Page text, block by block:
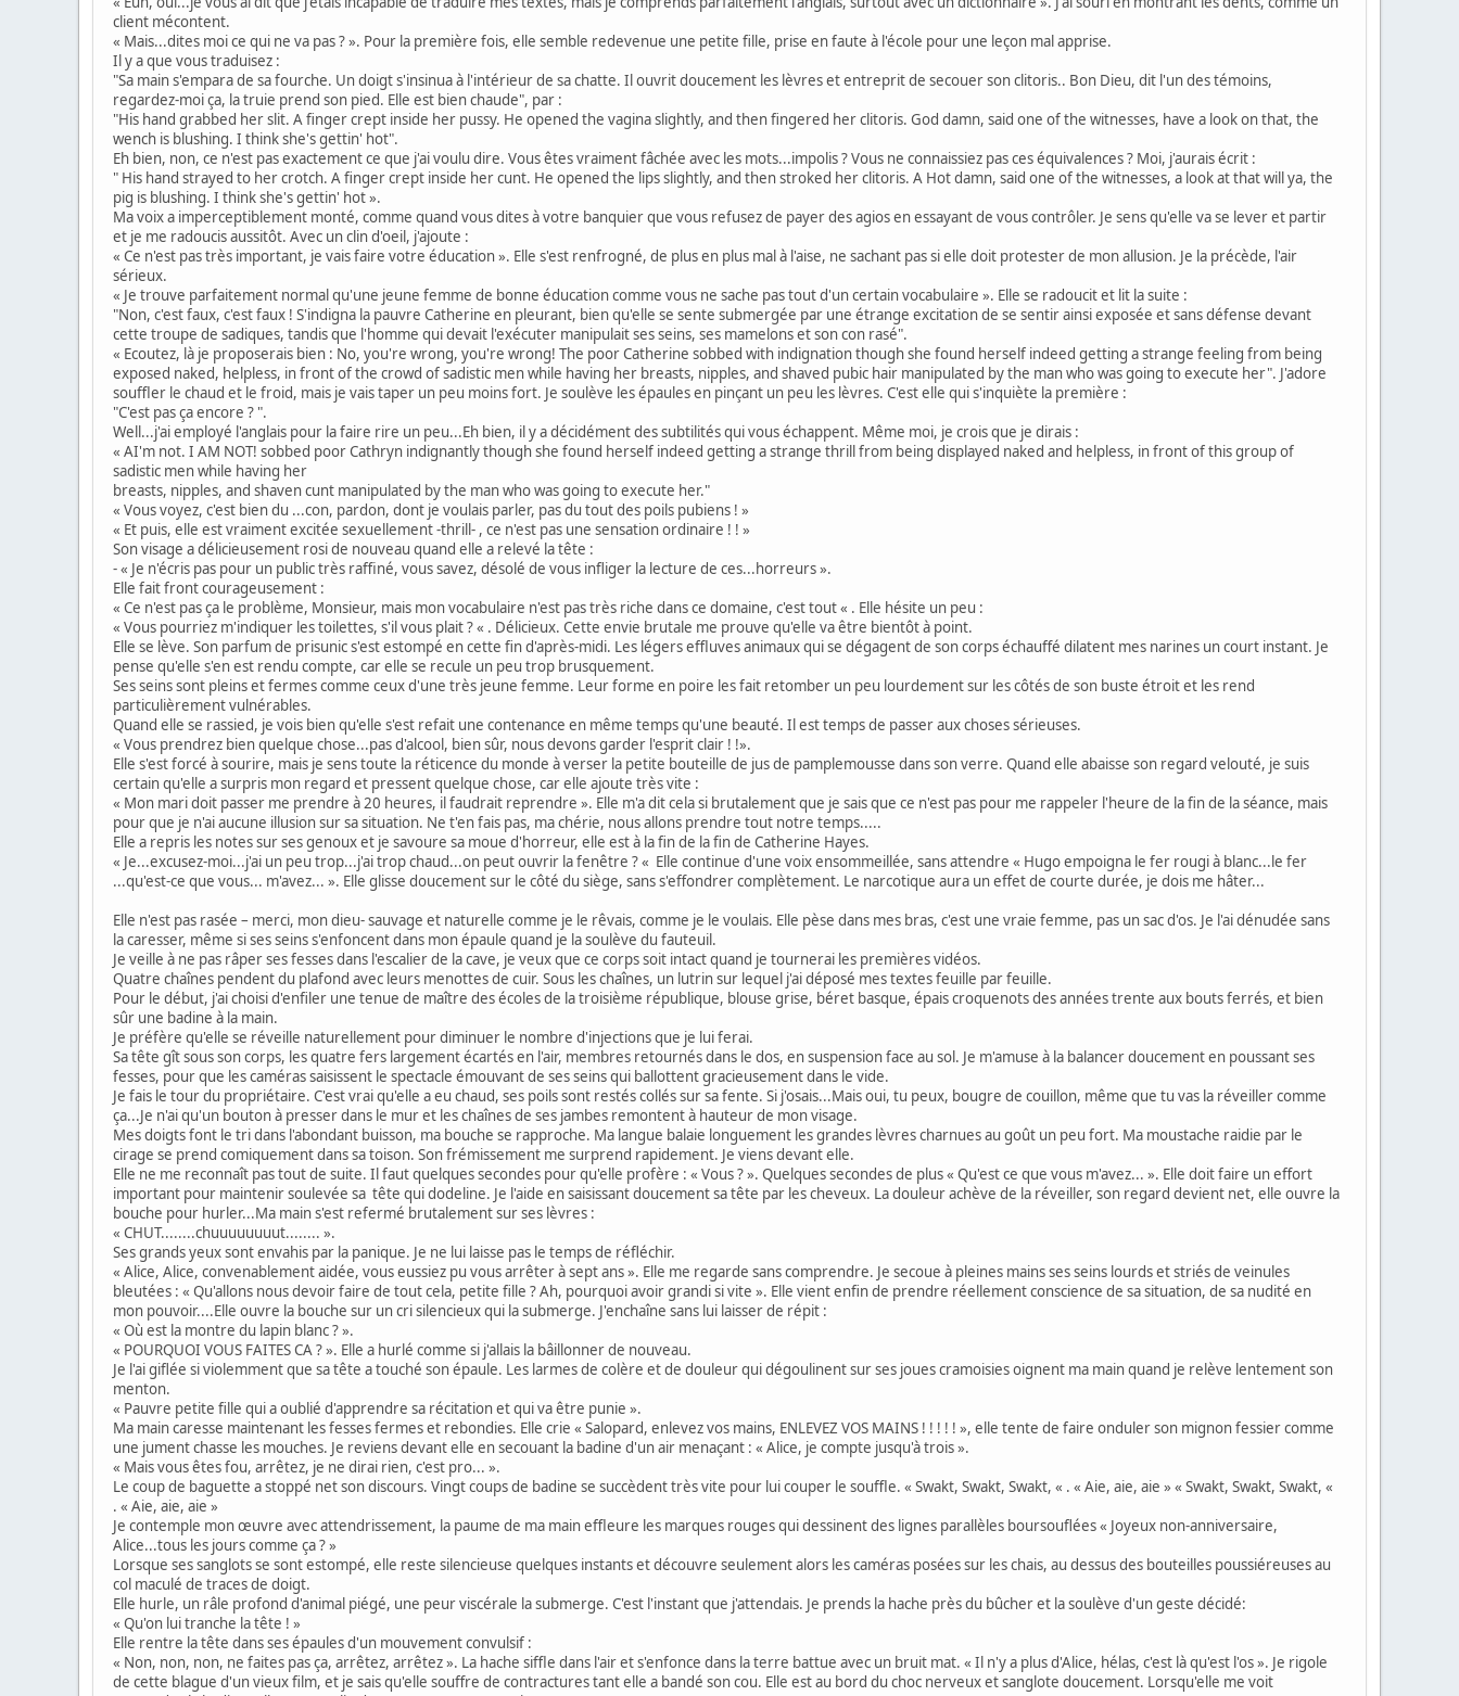
client mécontent.
« Mais...dites moi ce qui ne va pas ? ». Pour la première fois, elle semble redevenue une petite fille, prise en faute à l'école pour une leçon mal apprise.
Il y a que vous traduisez :
"Sa main s'empara de sa fourche. Un doigt s'insinua à l'intérieur de sa chatte. Il ouvrit doucement les lèvres et entreprit de secouer son clitoris.. Bon Dieu, dit l'un des témoins,
regardez-moi ça, la truie prend son pied. Elle est bien chaude", par :
"His hand grabbed her slit. A finger crept inside her pussy. He opened the vagina slightly, and then fingered her clitoris. God damn, said one of the witnesses, have a look on that, the
wench is blushing. I think she's gettin' hot".
Eh bien, non, ce n'est pas exactement ce que j'ai voulu dire. Vous êtes vraiment fâchée avec les mots...impolis ? Vous ne connaissiez pas ces équivalences ? Moi, j'aurais écrit :
" His hand strayed to her crotch. A finger crept inside her cunt. He opened the lips slightly, and then stroked her clitoris. A Hot damn, said one of the witnesses, a look at that will ya, the
pig is blushing. I think she's gettin' hot ».
Ma voix a imperceptiblement monté, comme quand vous dites à votre banquier que vous refusez de payer des agios en essayant de vous contrôler. Je sens qu'elle va se lever et partir
et je me radoucis aussitôt. Avec un clin d'oeil, j'ajoute :
« Ce n'est pas très important, je vais faire votre éducation ». Elle s'est renfrogné, de plus en plus mal à l'aise, ne sachant pas si elle doit protester de mon allusion. Je la précède, l'air
sérieux.
« Je trouve parfaitement normal qu'une jeune femme de bonne éducation comme vous ne sache pas tout d'un certain vocabulaire ». Elle se radoucit et lit la suite :
"Non, c'est faux, c'est faux ! S'indigna la pauvre Catherine en pleurant, bien qu'elle se sente submergée par une étrange excitation de se sentir ainsi exposée et sans défense devant
cette troupe de sadiques, tandis que l'homme qui devait l'exécuter manipulait ses seins, ses mamelons et son con rasé".
« Ecoutez, là je proposerais bien : No, you're wrong, you're wrong! The poor Catherine sobbed with indignation though she found herself indeed getting a strange feeling from being
exposed naked, helpless, in front of the crowd of sadistic men while having her breasts, nipples, and shaved pubic hair manipulated by the man who was going to execute her". J'adore
souffler le chaud et le froid, mais je vais taper un peu moins fort. Je soulève les épaules en pinçant un peu les lèvres. C'est elle qui s'inquiète la première :
"C'est pas ça encore ? ".
Well...j'ai employé l'anglais pour la faire rire un peu...Eh bien, il y a décidément des subtilités qui vous échappent. Même moi, je crois que je dirais :
« AI'm not. I AM NOT! sobbed poor Cathryn indignantly though she found herself indeed getting a strange thrill from being displayed naked and helpless, in front of this group of
sadistic men while having her
breasts, nipples, and shaven cunt manipulated by the man who was going to execute her."
« Vous voyez, c'est bien du ...con, pardon, dont je voulais parler, pas du tout des poils pubiens ! »
« Et puis, elle est vraiment excitée sexuellement -thrill- , ce n'est pas une sensation ordinaire ! ! »
Son visage a délicieusement rosi de nouveau quand elle a relevé la tête :
- « Je n'écris pas pour un public très raffiné, vous savez, désolé de vous infliger la lecture de ces...horreurs ».
Elle fait front courageusement :
« Ce n'est pas ça le problème, Monsieur, mais mon vocabulaire n'est pas très riche dans ce domaine, c'est tout « . Elle hésite un peu :
« Vous pourriez m'indiquer les toilettes, s'il vous plait ? « . Délicieux. Cette envie brutale me prouve qu'elle va être bientôt à point.
Elle se lève. Son parfum de prisunic s'est estompé en cette fin d'après-midi. Les légers effluves animaux qui se dégagent de son corps échauffé dilatent mes narines un court instant. Je
pense qu'elle s'en est rendu compte, car elle se recule un peu trop brusquement.
Ses seins sont pleins et fermes comme ceux d'une très jeune femme. Leur forme en poire les fait retomber un peu lourdement sur les côtés de son buste étroit et les rend
particulièrement vulnérables.
Quand elle se rassied, je vois bien qu'elle s'est refait une contenance en même temps qu'une beauté. Il est temps de passer aux choses sérieuses.
« Vous prendrez bien quelque chose...pas d'alcool, bien sûr, nous devons garder l'esprit clair ! !».
Elle s'est forcé à sourire, mais je sens toute la réticence du monde à verser la petite bouteille de jus de pamplemousse dans son verre. Quand elle abaisse son regard velouté, je suis
certain qu'elle a surpris mon regard et pressent quelque chose, car elle ajoute très vite :
« Mon mari doit passer me prendre à 20 heures, il faudrait reprendre ». Elle m'a dit cela si brutalement que je sais que ce n'est pas pour me rappeler l'heure de la fin de la séance, mais
pour que je n'ai aucune illusion sur sa situation. Ne t'en fais pas, ma chérie, nous allons prendre tout notre temps.....
Elle a repris les notes sur ses genoux et je savoure sa moue d'horreur, elle est à la fin de la fin de Catherine Hayes.
« Je...excusez-moi...j'ai un peu trop...j'ai trop chaud...on peut ouvrir la fenêtre ? « Elle continue d'une voix ensommeillée, sans attendre « Hugo empoigna le fer rougi à blanc...le fer
...qu'est-ce que vous... m'avez... ». Elle glisse doucement sur le côté du siège, sans s'effondrer complètement. Le narcotique aura un effet de courte durée, je dois me hâter...
Elle n'est pas rasée – merci, mon dieu- sauvage et naturelle comme je le rêvais, comme je le voulais. Elle pèse dans mes bras, c'est une vraie femme, pas un sac d'os. Je l'ai dénudée sans
la caresser, même si ses seins s'enfoncent dans mon épaule quand je la soulève du fauteuil.
Je veille à ne pas râper ses fesses dans l'escalier de la cave, je veux que ce corps soit intact quand je tournerai les premières vidéos.
Quatre chaînes pendent du plafond avec leurs menottes de cuir. Sous les chaînes, un lutrin sur lequel j'ai déposé mes textes feuille par feuille.
Pour le début, j'ai choisi d'enfiler une tenue de maître des écoles de la troisième république, blouse grise, béret basque, épais croquenots des années trente aux bouts ferrés, et bien
sûr une badine à la main.
Je préfère qu'elle se réveille naturellement pour diminuer le nombre d'injections que je lui ferai.
Sa tête gît sous son corps, les quatre fers largement écartés en l'air, membres retournés dans le dos, en suspension face au sol. Je m'amuse à la balancer doucement en poussant ses
fesses, pour que les caméras saisissent le spectacle émouvant de ses seins qui ballottent gracieusement dans le vide.
Je fais le tour du propriétaire. C'est vrai qu'elle a eu chaud, ses poils sont restés collés sur sa fente. Si j'osais...Mais oui, tu peux, bougre de couillon, même que tu vas la réveiller comme
ça...Je n'ai qu'un bouton à presser dans le mur et les chaînes de ses jambes remontent à hauteur de mon visage.
Mes doigts font le tri dans l'abondant buisson, ma bouche se rapproche. Ma langue balaie longuement les grandes lèvres charnues au goût un peu fort. Ma moustache raidie par le
cirage se prend comiquement dans sa toison. Son frémissement me surprend rapidement. Je viens devant elle.
Elle ne me reconnaît pas tout de suite. Il faut quelques secondes pour qu'elle profère : « Vous ? ». Quelques secondes de plus « Qu'est ce que vous m'avez... ». Elle doit faire un effort
important pour maintenir soulevée sa tête qui dodeline. Je l'aide en saisissant doucement sa tête par les cheveux. La douleur achève de la réveiller, son regard devient net, elle ouvre la
bouche pour hurler...Ma main s'est refermé brutalement sur ses lèvres :
« CHUT........chuuuuuuuut........ ».
Ses grands yeux sont envahis par la panique. Je ne lui laisse pas le temps de réfléchir.
« Alice, Alice, convenablement aidée, vous eussiez pu vous arrêter à sept ans ». Elle me regarde sans comprendre. Je secoue à pleines mains ses seins lourds et striés de veinules
bleutées : « Qu'allons nous devoir faire de tout cela, petite fille ? Ah, pourquoi avoir grandi si vite ». Elle vient enfin de prendre réellement conscience de sa situation, de sa nudité en
mon pouvoir....Elle ouvre la bouche sur un cri silencieux qui la submerge. J'enchaîne sans lui laisser de répit :
« Où est la montre du lapin blanc ? ».
« POURQUOI VOUS FAITES CA ? ». Elle a hurlé comme si j'allais la bâillonner de nouveau.
Je l'ai giflée si violemment que sa tête a touché son épaule. Les larmes de colère et de douleur qui dégoulinent sur ses joues cramoisies oignent ma main quand je relève lentement son
menton.
« Pauvre petite fille qui a oublié d'apprendre sa récitation et qui va être punie ».
Ma main caresse maintenant les fesses fermes et rebondies. Elle crie « Salopard, enlevez vos mains, ENLEVEZ VOS MAINS ! ! ! ! ! », elle tente de faire onduler son mignon fessier comme
une jument chasse les mouches. Je reviens devant elle en secouant la badine d'un air menaçant : « Alice, je compte jusqu'à trois ».
« Mais vous êtes fou, arrêtez, je ne dirai rien, c'est pro... ».
Le coup de baguette a stoppé net son discours. Vingt coups de badine se succèdent très vite pour lui couper le souffle. « Swakt, Swakt, Swakt, « . « Aie, aie, aie » « Swakt, Swakt, Swakt, «
. « Aie, aie, aie »
Je contemple mon œuvre avec attendrissement, la paume de ma main effleure les marques rouges qui dessinent des lignes parallèles boursouflées « Joyeux non-anniversaire,
Alice...tous les jours comme ça ? »
Lorsque ses sanglots se sont estompé, elle reste silencieuse quelques instants et découvre seulement alors les caméras posées sur les chais, au dessus des bouteilles poussiéreuses au
col maculé de traces de doigt.
Elle hurle, un râle profond d'animal piégé, une peur viscérale la submerge. C'est l'instant que j'attendais. Je prends la hache près du bûcher et la soulève d'un geste décidé:
« Qu'on lui tranche la tête ! »
Elle rentre la tête dans ses épaules d'un mouvement convulsif :
« Non, non, non, ne faites pas ça, arrêtez, arrêtez ». La hache siffle dans l'air et s'enfonce dans la terre battue avec un bruit mat. « Il n'y a plus d'Alice, hélas, c'est là qu'est l'os ». Je rigole
de cette blague d'un vieux film, et je sais qu'elle souffre de contractures tant elle a bandé son cou. Elle est au bord du choc nerveux et sanglote doucement. Lorsqu'elle me voit